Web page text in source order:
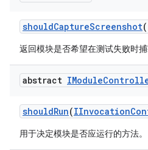
shouldCaptureScreenshot
返回模块是否希望在测试失败时捕
abstract IModule
shouldRun(IInvocation
用于决定模块是否应运行的方法。